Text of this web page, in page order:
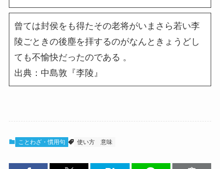
曾ては封侯をも得たその老将がいまさら若い李
陵ごときの後塵を拝するのがなんときょうどし
ても不愉快だったのである 。
出典：中島敦『李陵』
ことわざ・慣用句 使い方 意味